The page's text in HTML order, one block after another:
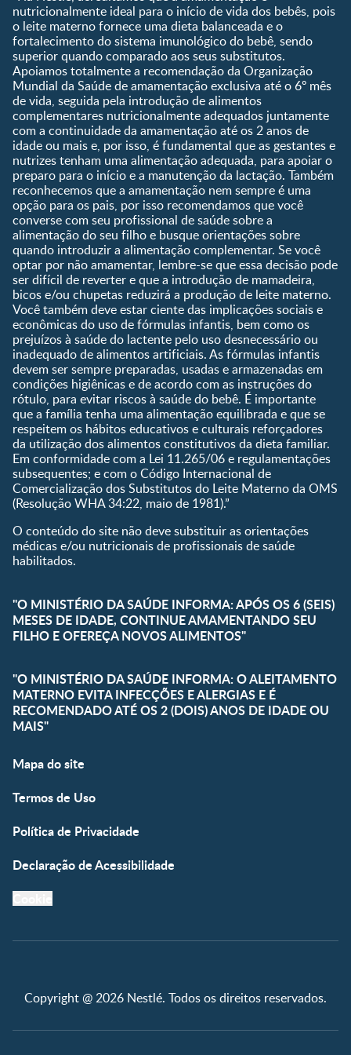
Shopping
Compre Agora
Pós-Parto
0 a 5 meses
6 a 8 meses
9 a 12 meses
1 a 3 anos
Pré-escolar
Ser Mãe e Pai
Nutrição, Alimentação e
Saúde
Ferramentas
Quando eu ficarei fértil?
Que dia meu bebê vai
nascer?
Guia de Nomes para Bebê
Calendário de semanas de
gravidez
Calculadora de cor dos
olhos
Curva de crescimento do
bebê
Planeta dos Pais
Receitas
nutricionalmente ideal para o início de vida dos bebês, pois
o leite materno fornece uma dieta balanceada e o
fortalecimento do sistema imunológico do bebê, sendo
superior quando comparado aos seus substitutos.
Apoiamos totalmente a recomendação da Organização
Mundial da Saúde de amamentação exclusiva até o 6º mês
de vida, seguida pela introdução de alimentos
complementares nutricionalmente adequados juntamente
com a continuidade da amamentação até os 2 anos de
idade ou mais e, por isso, é fundamental que as gestantes e
nutrizes tenham uma alimentação adequada, para apoiar o
preparo para o início e a manutenção da lactação. Também
reconhecemos que a amamentação nem sempre é uma
opção para os pais, por isso recomendamos que você
converse com seu profissional de saúde sobre a
alimentação do seu filho e busque orientações sobre
quando introduzir a alimentação complementar. Se você
optar por não amamentar, lembre-se que essa decisão pode
ser difícil de reverter e que a introdução de mamadeira,
bicos e/ou chupetas reduzirá a produção de leite materno.
Você também deve estar ciente das implicações sociais e
econômicas do uso de fórmulas infantis, bem como os
prejuízos à saúde do lactente pelo uso desnecessário ou
inadequado de alimentos artificiais. As fórmulas infantis
devem ser sempre preparadas, usadas e armazenadas em
condições higiênicas e de acordo com as instruções do
rótulo, para evitar riscos à saúde do bebê. É importante
que a família tenha uma alimentação equilibrada e que se
respeitem os hábitos educativos e culturais reforçadores
da utilização dos alimentos constitutivos da dieta familiar.
Em conformidade com a Lei 11.265/06 e regulamentações
subsequentes; e com o Código Internacional de
Comercialização dos Substitutos do Leite Materno da OMS
(Resolução WHA 34:22, maio de 1981).”
O conteúdo do site não deve substituir as orientações
médicas e/ou nutricionais de profissionais de saúde
habilitados.
"O MINISTÉRIO DA SAÚDE INFORMA: APÓS OS 6 (SEIS)
MESES DE IDADE, CONTINUE AMAMENTANDO SEU
FILHO E OFEREÇA NOVOS ALIMENTOS"
"O MINISTÉRIO DA SAÚDE INFORMA: O ALEITAMENTO
MATERNO EVITA INFECÇÕES E ALERGIAS E É
RECOMENDADO ATÉ OS 2 (DOIS) ANOS DE IDADE OU
MAIS"
Mapa do site
Termos de Uso
Política de Privacidade
Declaração de Acessibilidade
Copyright @ 2026 Nestlé. Todos os direitos reservados.